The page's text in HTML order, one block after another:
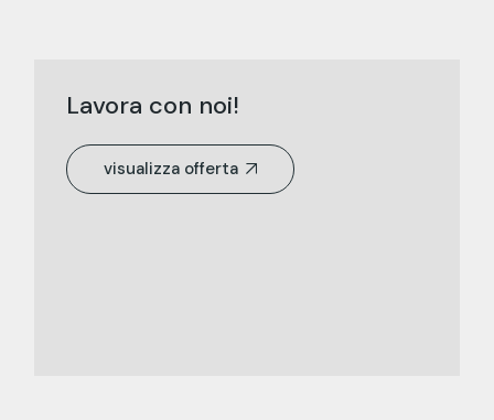
Lavora con noi!
visualizza offerta